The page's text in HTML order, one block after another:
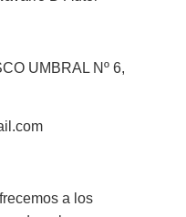
UMBRAL Nº 6,
a los